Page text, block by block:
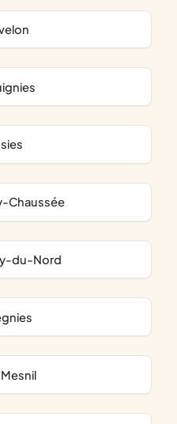
Chaussée
du-Nord
Mesnil